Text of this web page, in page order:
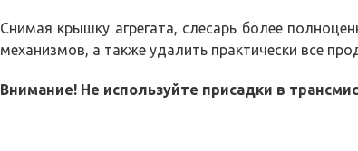
Снимая крышку агрегата, слесарь более
механизмов, а также удалить практически все
Внимание! Не используйте присадки в